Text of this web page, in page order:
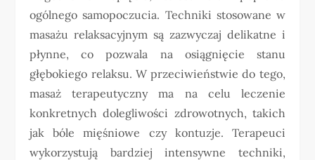
ogólnego samopoczucia. Techniki stosowane w
masażu relaksacyjnym są zazwyczaj delikatne i
płynne, co pozwala na osiągnięcie stanu
głębokiego relaksu. W przeciwieństwie do tego,
masaż terapeutyczny ma na celu leczenie
konkretnych dolegliwości zdrowotnych, takich
jak bóle mięśniowe czy kontuzje. Terapeuci
wykorzystują bardziej intensywne techniki,